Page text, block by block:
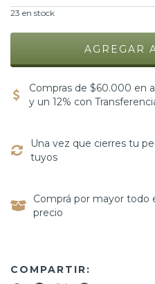
23 en stock
Compras de $60.000 en
y un 12% con
Una vez que cierres tu
tuyos
Comprá por mayor todo
precio
COMPARTIR: